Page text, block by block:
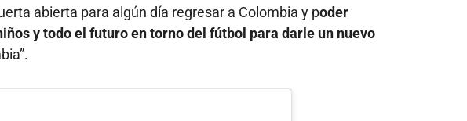
abierta para algún día regresar a Colombia y poder
y todo el futuro en torno del fútbol para darle un nuevo